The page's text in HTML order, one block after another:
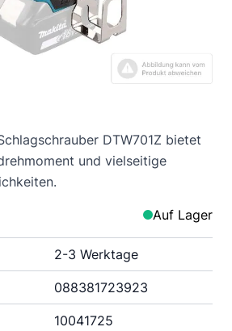
DTW701Z bietet
und vielseitige
Auf Lager
2-3 Werktage
088381723923
10041725